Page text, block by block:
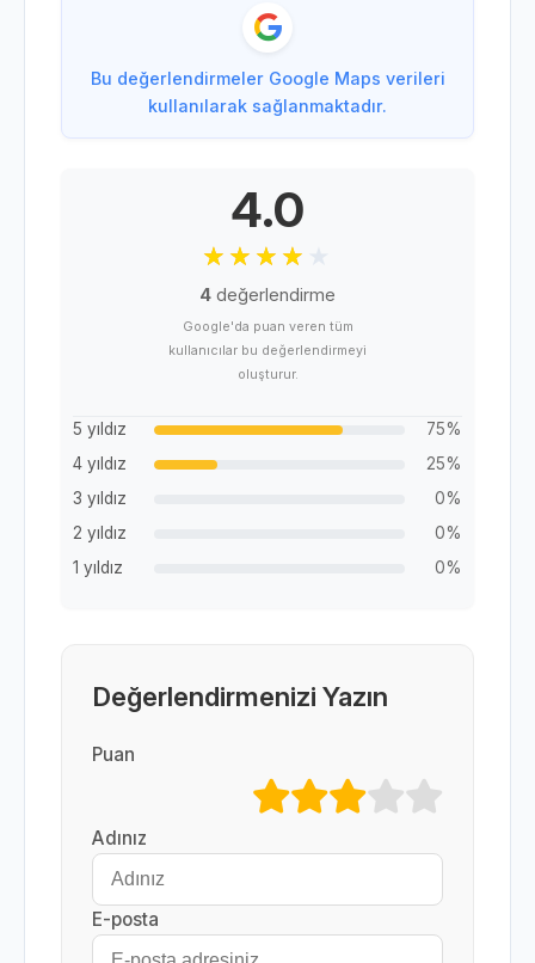
Bu değerlendirmeler Google Maps verileri
kullanılarak sağlanmaktadır.
4.0
4 değerlendirme
Google'da puan veren tüm
kullanıcılar bu değerlendirmeyi
oluşturur.
5 yıldız
75%
4 yıldız
25%
3 yıldız
0%
2 yıldız
0%
1 yıldız
0%
Değerlendirmenizi Yazın
Puan
Adınız
E-posta